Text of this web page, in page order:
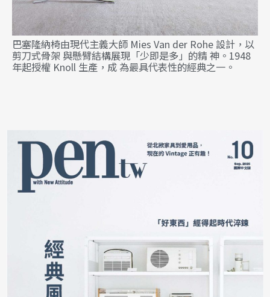
巴塞隆納椅由現代主義大師 Mies Van der Rohe 設計，以
剪刀式骨架 與懸臂結構展現「少即是多」的精 神。1948
年起授權 Knoll 生產，成 為最具代表性的經典之一。